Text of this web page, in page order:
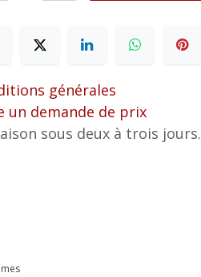
générales
un demande de prix
sous deux à trois jours.